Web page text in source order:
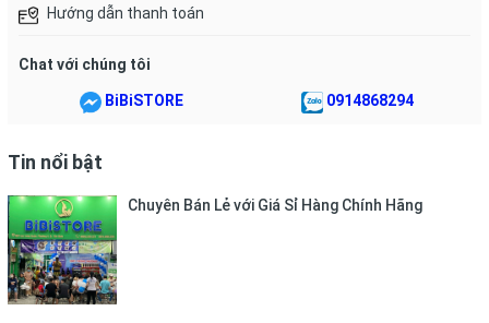
Hướng dẫn thanh toán
Chat với chúng tôi
BiBiSTORE 0914868294
Tin nổi bật
Chuyên Bán Lẻ với Giá Sỉ Hàng Chính Hãng